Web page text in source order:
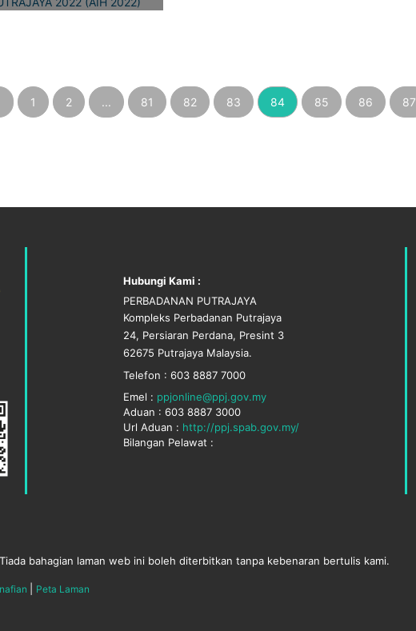
1 2 ... 81 82 83 84 85 86 87
Hubungi Kami :
PERBADANAN PUTRAJAYA
Kompleks Perbadanan Putrajaya
24, Persiaran Perdana, Presint 3
62675 Putrajaya Malaysia.
Telefon : 603 8887 7000
Emel : ppjonline@ppj.gov.my
Aduan : 603 8887 3000
Url Aduan : http://ppj.spab.gov.my/
Bilangan Pelawat :
bahagian laman web ini boleh diterbitkan tanpa kebenaran bertulis kami.
Peta Laman